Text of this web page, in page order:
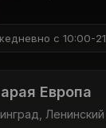
с 10:00-
Европа